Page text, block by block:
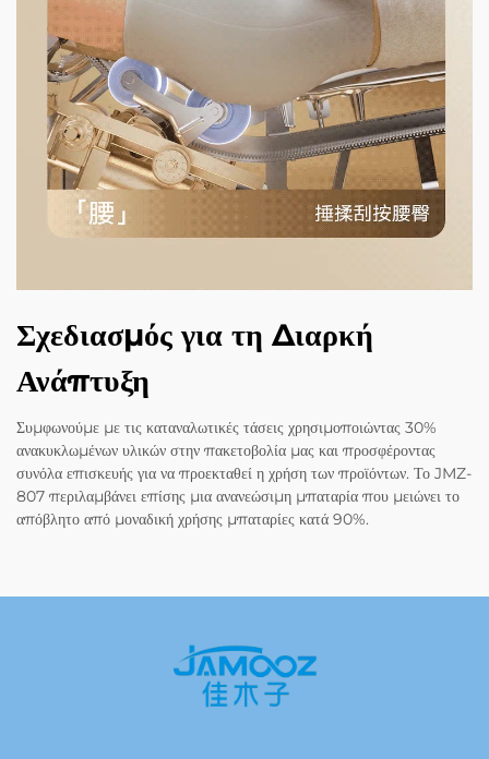
Σχεδιασμός για τη Διαρκή
Ανάπτυξη
Συμφωνούμε με τις καταναλωτικές τάσεις χρησιμοποιώντας 30%
ανακυκλωμένων υλικών στην πακετοβολία μας και προσφέροντας
συνόλα επισκευής για να προεκταθεί η χρήση των προϊόντων. Το JMZ-
807 περιλαμβάνει επίσης μια ανανεώσιμη μπαταρία που μειώνει το
απόβλητο από μοναδική χρήσης μπαταρίες κατά 90%.